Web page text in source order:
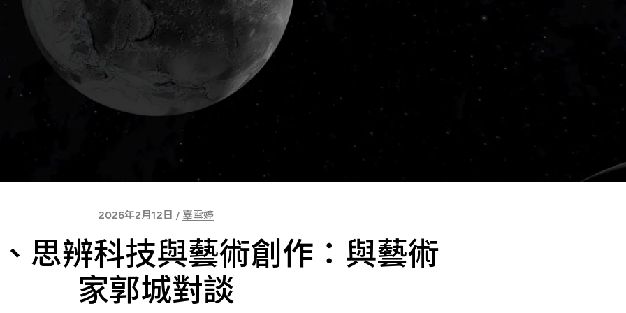
2026年2月12日 / 辜雪婷
思辨科技與藝術創作：與藝術
家郭城對談